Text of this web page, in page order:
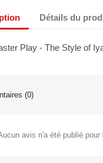
Détails du
Play - The Style of
(0)
avis n'a été publié pour